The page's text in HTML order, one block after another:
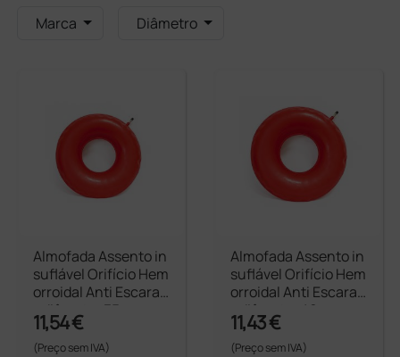
Marca
Diâmetro
Almofada Assento in
suflável Orifício Hem
orroidal Anti Escaras
- diâmetro 35 cm
11,54 €
(Preço sem IVA)
Almofada Assento in
suflável Orifício Hem
orroidal Anti Escaras
- diâmetro 40 cm
11,43 €
(Preço sem IVA)